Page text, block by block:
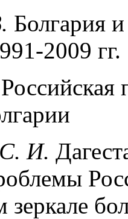
Болгария
2009 гг.
Российская
И.